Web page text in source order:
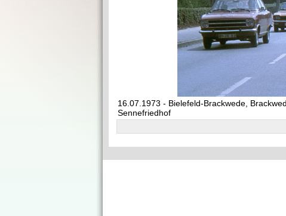
16.07.1973 - Bielefeld-Brackwede,
Sennefriedhof